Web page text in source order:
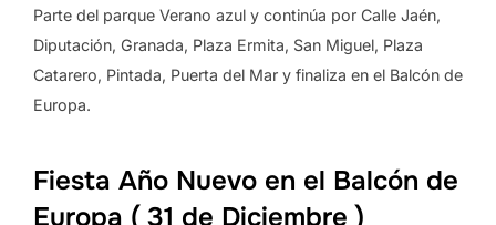
Parte del parque Verano azul y continúa por Calle Jaén,
Diputación, Granada, Plaza Ermita, San Miguel, Plaza
Catarero, Pintada, Puerta del Mar y finaliza en el Balcón de
Europa.
Fiesta Año Nuevo en el Balcón de
Europa ( 31 de Diciembre )